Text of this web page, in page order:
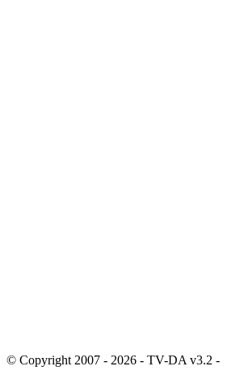
© Copyright 2007 - 2026 - TV-DA v3.2 -